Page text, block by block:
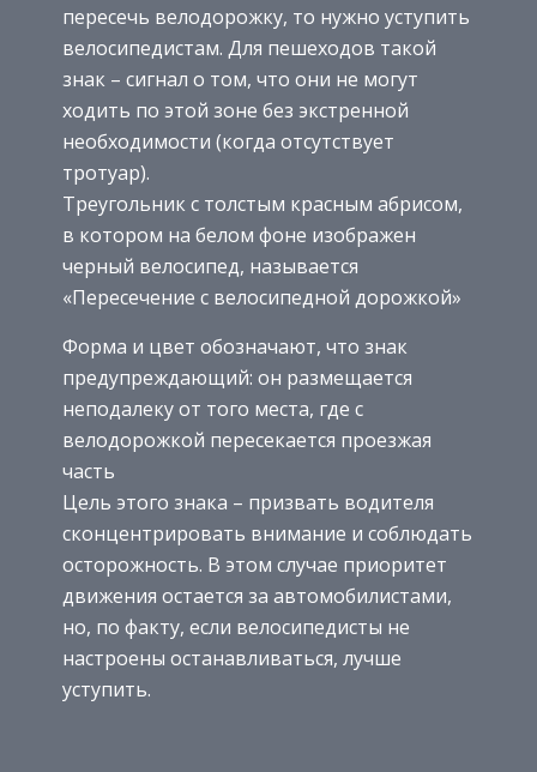
пересечь велодорожку, то нужно уступить
велосипедистам. Для пешеходов такой
знак – сигнал о том, что они не могут
ходить по этой зоне без экстренной
необходимости (когда отсутствует
тротуар).
Треугольник с толстым красным абрисом,
в котором на белом фоне изображен
черный велосипед, называется
«Пересечение с велосипедной дорожкой»
Форма и цвет обозначают, что знак
предупреждающий: он размещается
неподалеку от того места, где с
велодорожкой пересекается проезжая
часть
Цель этого знака – призвать водителя
сконцентрировать внимание и соблюдать
осторожность. В этом случае приоритет
движения остается за автомобилистами,
но, по факту, если велосипедисты не
настроены останавливаться, лучше
уступить.